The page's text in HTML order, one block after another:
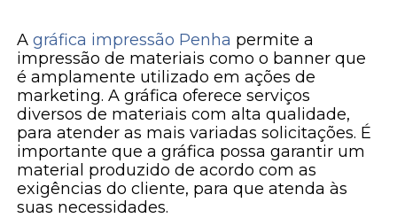
Agráfica impressão Penha permite a
impressão de materiais como o banner que
é amplamente utilizado em ações de
marketing. A gráfica oferece serviços
diversos de materiais com alta qualidade,
para atender as mais variadas solicitações. É
importante que a gráfica possa garantir um
material produzido de acordo com as
exigências do cliente, para que atenda às
suas necessidades.